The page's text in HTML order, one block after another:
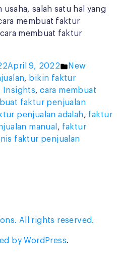
usaha, salah satu hal yang
membuat faktur
membuat faktur
April 9, 2022
Posted
in
New
, bikin faktur
Insights,cara membuat
faktur penjualan
penjualan adalah, faktur
manual , faktur
faktur penjualan
All rights reserved.
by WordPress.